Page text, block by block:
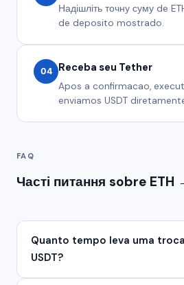
Надішліть точну суму de
de deposito mostrado.
04 Receba seu Tether
Apos a confirmacao,
enviamos USDT
FAQ
Часті питання sobre ETH
Quanto tempo leva uma
USDT?